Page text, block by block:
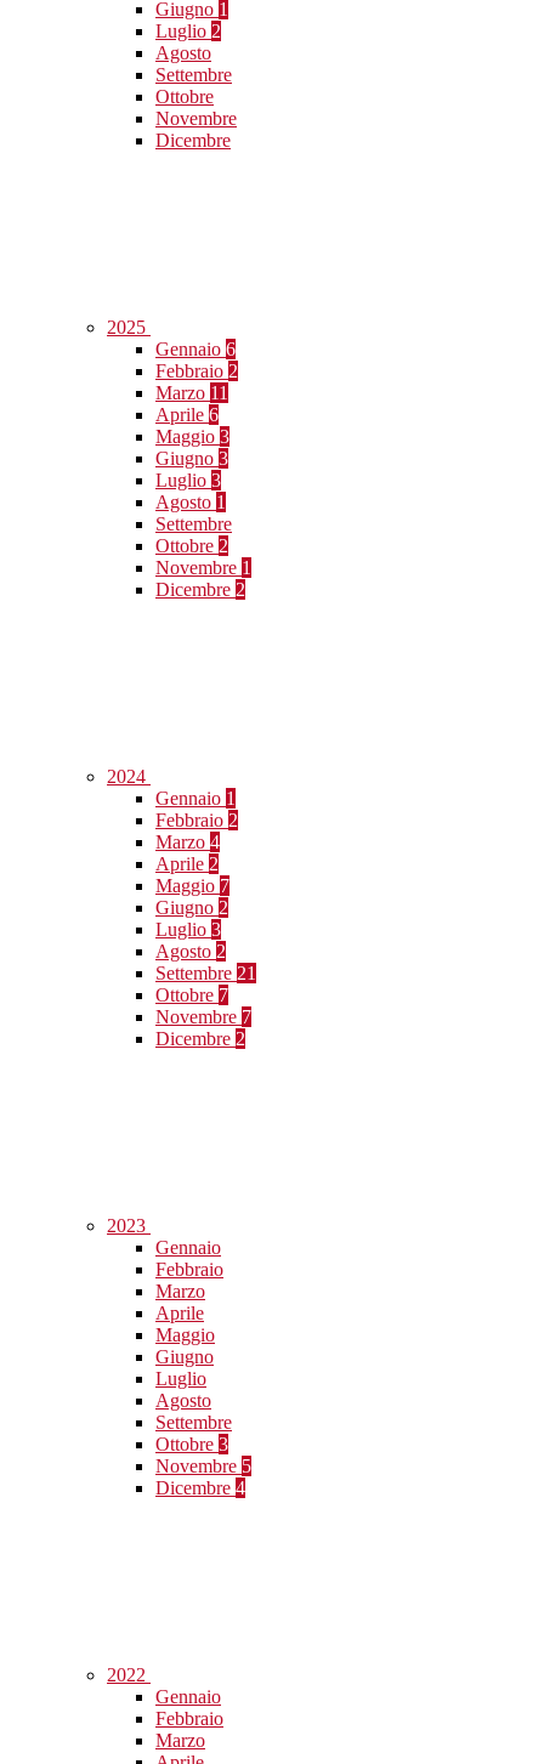
Giugno 1
Luglio 2
Agosto
Settembre
Ottobre
Novembre
Dicembre
2025
Gennaio 6
Febbraio 2
Marzo 11
Aprile 6
Maggio 3
Giugno 3
Luglio 3
Agosto 1
Settembre
Ottobre 2
Novembre 1
Dicembre 2
2024
Gennaio 1
Febbraio 2
Marzo 4
Aprile 2
Maggio 7
Giugno 2
Luglio 3
Agosto 2
Settembre 21
Ottobre 7
Novembre 7
Dicembre 2
2023
Gennaio
Febbraio
Marzo
Aprile
Maggio
Giugno
Luglio
Agosto
Settembre
Ottobre 3
Novembre 5
Dicembre 4
2022
Gennaio
Febbraio
Marzo